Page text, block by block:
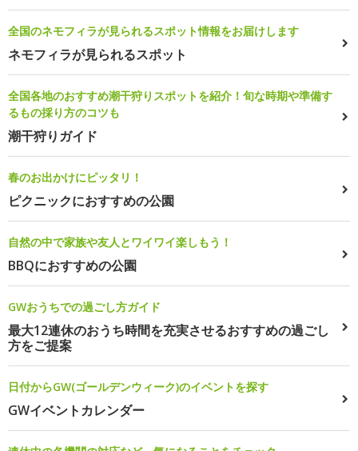
全国のネモフィラが見られるスポット情報をお届けします
ネモフィラが見られるスポット
全国各地のおすすめ潮干狩りスポットを紹介！旬な時期や準備す
るもの採り方のコツも
潮干狩りガイド
春のお出かけにピッタリ！
ピクニックにおすすめの公園
自然の中で家族や友人とワイワイ楽しもう！
BBQにおすすめの公園
GWおうちでの過ごし方ガイド
最大12連休のおうち時間を充実させるおすすめの過ごし
方をご提案
日付からGW(ゴールデンウィーク)のイベントを探す
GWイベントカレンダー